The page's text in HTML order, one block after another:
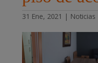
31 Ene, 2021 | Noticias